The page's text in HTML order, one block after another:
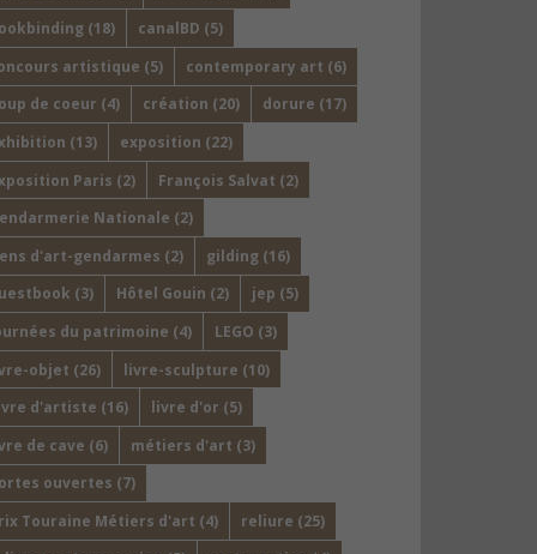
(18) canalBD (5)
artistique (5) contemporary art (6)
de coeur (4) création (20) dorure (17)
(13) exposition (22)
Paris (2) François Salvat (2)
Nationale (2)
d'art-gendarmes (2) gilding (16)
(3) Hôtel Gouin (2) jep (5)
du patrimoine (4) LEGO (3)
objet (26) livre-sculpture (10)
d'artiste (16) livre d'or (5)
de cave (6) métiers d'art (3)
ouvertes (7)
Touraine Métiers d'art (4) reliure (25)